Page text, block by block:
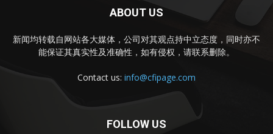
ABOUT US
新闻均转载自网站各大媒体，公司对其观点持中立态度，同时亦不
能保证其真实性及准确性，如有侵权，请联系删除。
Contact us: info@cfipage.com
FOLLOW US